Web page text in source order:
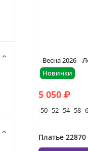
Весна 2026
Новинки
5 050 ₽
50 52 54 58
Платье